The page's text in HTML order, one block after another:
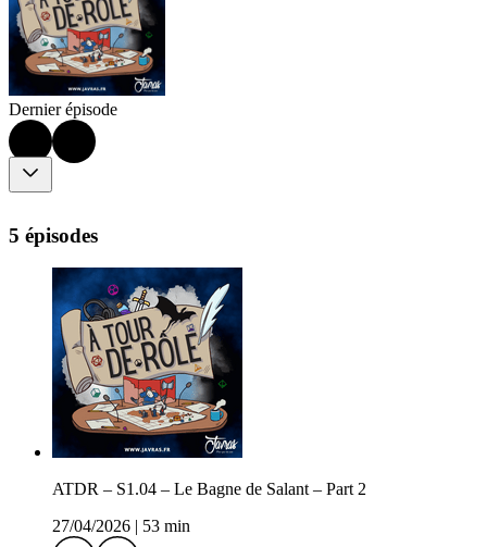
Dernier épisode
5 épisodes
ATDR – S1.04 – Le Bagne de Salant – Part 2
27/04/2026
53 min